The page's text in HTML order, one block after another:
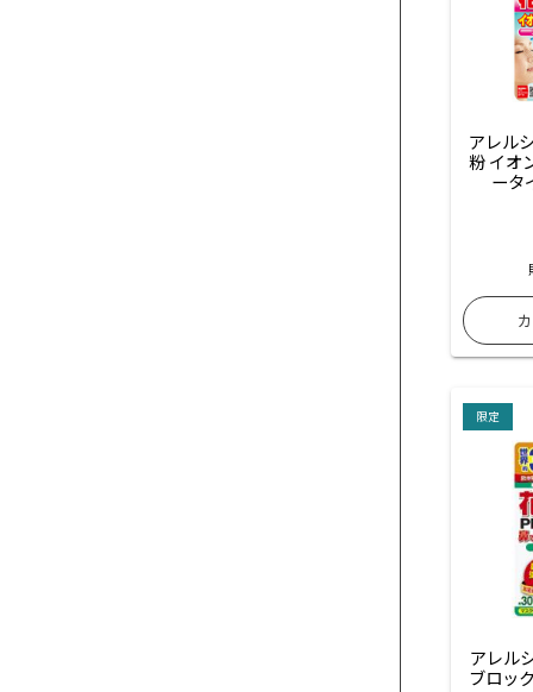
アレル
粉 イオ
ータ
限定
アレル
ブロッ